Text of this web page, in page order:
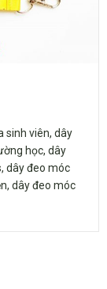
sinh viên, dây
học, dây
dây đeo móc
dây đeo móc